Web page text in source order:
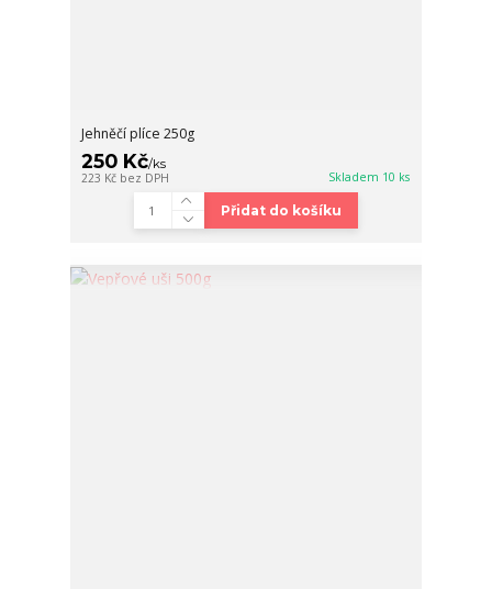
Jehněčí plíce 250g
250 Kč/ks
223 Kč bez DPH Skladem 10 ks
Přidat do košíku